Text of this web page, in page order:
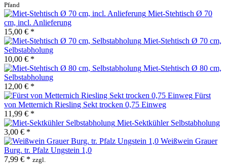
Pfand
Miet-Stehtisch Ø 70
cm, incl. Anlieferung
15,00 € *
Miet-Stehtisch Ø 70 cm,
Selbstabholung
10,00 € *
Miet-Stehtisch Ø 80 cm,
Selbstabholung
12,00 € *
Fürst
von Metternich Riesling Sekt trocken 0,75 Einweg
11,99 € *
Miet-Sektkühler Selbstabholung
3,00 € *
Weißwein Grauer
Burg. tr. Pfalz Ungstein 1,0
7,99 € * zzgl.